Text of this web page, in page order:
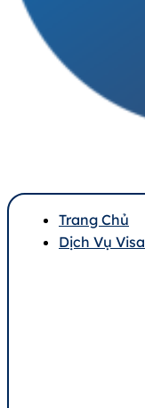
Trang Chủ
Dịch Vụ Visa